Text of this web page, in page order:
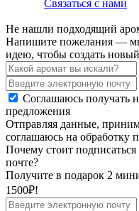
Связаться с нами
Не нашли подходящий
Напишите пожелания —
идею, чтобы создать новый
Соглашаюсь получать
предложения
Отправляя данные,
соглашаюсь на обработку
Почему стоит
почте?
Получите в подарок 2
1500₽!